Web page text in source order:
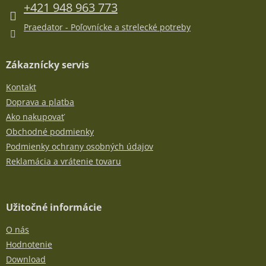
+421 948 963 773
Praedator - Poľovnícke a strelecké potreby
Zákaznícky servis
Kontakt
Doprava a platba
Ako nakupovať
Obchodné podmienky
Podmienky ochrany osobných údajov
Reklamácia a vrátenie tovaru
Užitočné informácie
O nás
Hodnotenie
Download